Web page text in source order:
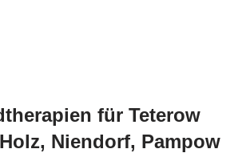
für Teterow
Niendorf, Pampow